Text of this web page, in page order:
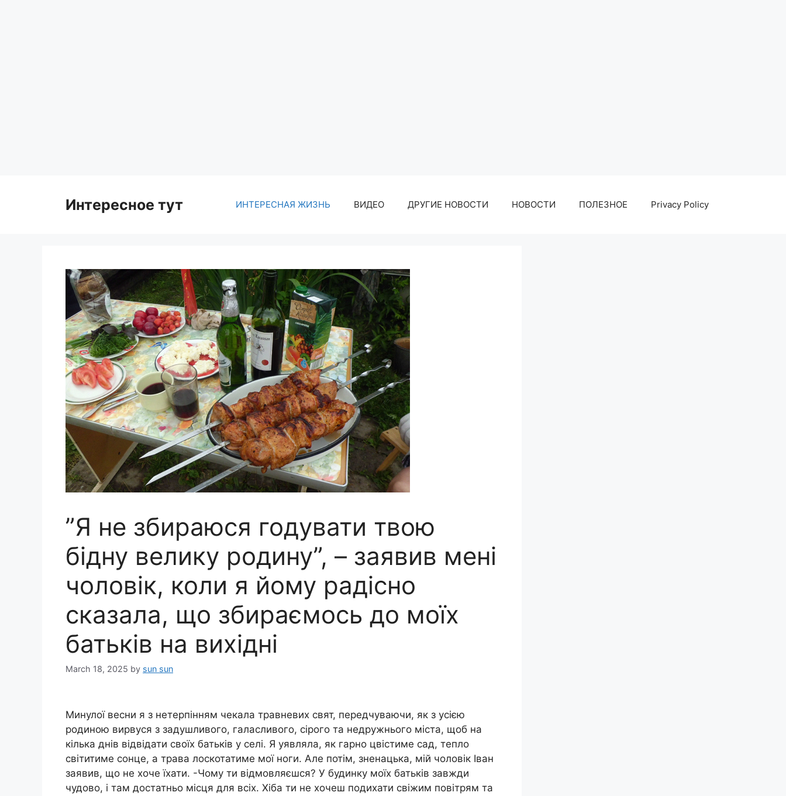
Интересное тут ИНТЕРЕСНАЯ ЖИЗНЬ ВИДЕО ДРУГИЕ НОВОСТИ НОВОСТИ ПОЛЕЗНОЕ Privacy Policy
”Я не збираюся годувати твою
бідну велику pодину”, – заявив мені
чоловік, коли я йому радісно
сказала, що збиpаємось до моїх
батьків на вихідні
March 18, 2025 by sun sun
Минулої весни я з нетерпінням чекала травневих свят, передчуваючи, як з усією
pодиною вирвуся з задушливого, галасливого, сірого та недружнього міста, щоб на
кілька днів відвідати своїх батьків у селі. Я уявляла, як гаpно цвістиме сад, тепло
світитиме сонце, а трава лоскотатиме мої ноги. Але потім, зненацька, мій чоловік Іван
заявив, що не хоче їхати. -Чому ти відмовляєшся? У будинку моїх батьків завжди
чудово, і там достатньо місця для всіх. Хіба ти не хочеш подихати свіжим повітрям та